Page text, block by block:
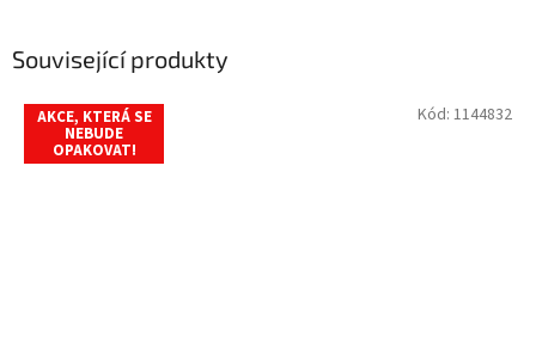
Související produkty
AKCE, KTERÁ SE
NEBUDE
OPAKOVAT!
Kód: 1144832